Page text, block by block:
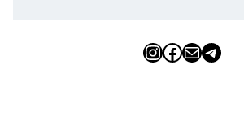
InstagramFacebook Email Telegram